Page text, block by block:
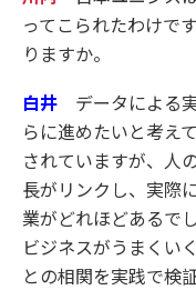
ってこられたわけで
りますか。
白井 データによる
らに進めたいと考え
されていますが、人
長がリンクし、実際
業がどれほどあるで
ビジネスがうまくい
との相関を実践で検